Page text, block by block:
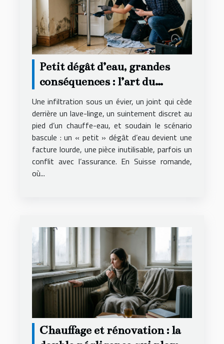
Petit dégât d’eau, grandes
conséquences : l’art du
dépannage anticipé
Une infiltration sous un évier, un joint qui cède
derrière un lave-linge, un suintement discret au
pied d’un chauffe-eau, et soudain le scénario
bascule : un « petit » dégât d’eau devient une
facture lourde, une pièce inutilisable, parfois un
conflit avec l’assurance. En Suisse romande,
où...
Chauffage et rénovation : la